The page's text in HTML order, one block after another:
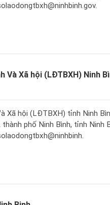
Và Xã hội (LĐTBXH) Ninh
Xã hội (LĐTBXH) tỉnh Ninh
thành phố Ninh Bình, tỉnh Ninh